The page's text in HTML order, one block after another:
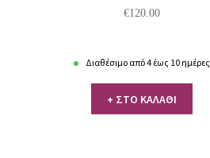
€120.00
Διαθέσιμο από 4 έως 10 ημέρες
+ ΣΤΟ ΚΑΛΑΘΙ